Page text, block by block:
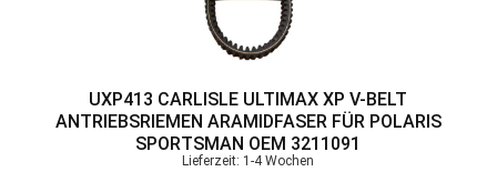
UXP413 CARLISLE ULTIMAX XP V-BELT
ANTRIEBSRIEMEN ARAMIDFASER FÜR POLARIS
SPORTSMAN OEM 3211091
Lieferzeit: 1-4 Wochen